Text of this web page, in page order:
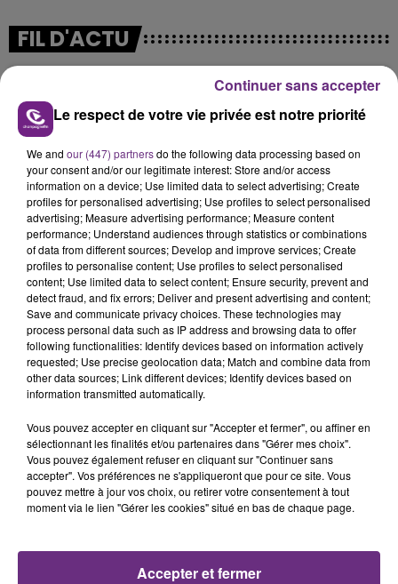
FIL D'ACTU
7 août 2026
LA CENTRALE NUCLÉAIRE DE CHOOZ
TOUJOURS À L'ARRÊT
Cela fait déjà une semaine que la centrale
nucléaire ardennaise est à l'arrêt. Une situation
justifiée par la sécheresse intense qui est toujours
présente.
7 août 2026
LE MAGASIN JOUÉCLUB DE REIMS FERME
SES PORTES
C'était l'une des institutions du centre-ville
rémois. Le magasin JouéClub est contraint de
TITRES DIFFUSÉS
Le respect de votre vie privée est notre priorité
We and our (447) partnersdo the following data processing based on
your consent and/or our legitimate interest: Store and/or access
information on a device; Use limited data to select advertising; Create
profiles for personalised advertising; Use profiles to select personalised
advertising; Measure advertising performance; Measure content
performance; Understand audiences through statistics or combinations
of data from different sources; Develop and improve services; Create
profiles to personalise content; Use profiles to select personalised
content; Use limited data to select content; Ensure security, prevent and
detect fraud, and fix errors; Deliver and present advertising and content;
Save and communicate privacy choices. These technologies may
process personal data such as IP address and browsing data to offer
following functionalities: Identify devices based on information actively
requested; Use precise geolocation data; Match and combine data from
other data sources; Link different devices; Identify devices based on
information transmitted automatically.
Vous pouvez accepter en cliquant sur "Accepter et fermer", ou affiner en
sélectionnant les finalités et/ou partenaires dans "Gérer mes choix".
Vous pouvez également refuser en cliquant sur "Continuer sans
accepter". Vos préférences ne s'appliqueront que pour ce site. Vous
pouvez mettre à jour vos choix, ou retirer votre consentement à tout
moment via le lien "Gérer les cookies" situé en bas de chaque page.
Accepter et fermer
Continuer sans accepter